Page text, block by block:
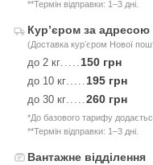
**Термін відправки: 1–3 дні.
Курʼєром за адресою
(Доставка курʼєром Нової
до 2 кг 150 грн
до 10 кг 195 грн
до 30 кг 260 грн
*До базового тарифу
**Термін відправки: 1–3 дні.
Вантажне відділення